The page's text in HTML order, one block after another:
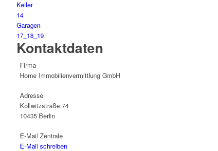
Kontaktdaten
Firma
Home Immobilienvermittlung GmbH
Adresse
Kollwitzstraße 74
10435 Berlin
E-Mail Zentrale
E-Mail schreiben